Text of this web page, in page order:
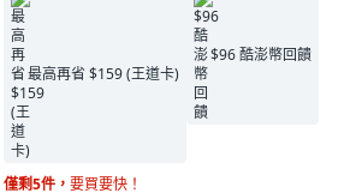
最高再省 $159 (王道卡)
$96 酷澎幣回饋
僅剩5件， 要買要快！